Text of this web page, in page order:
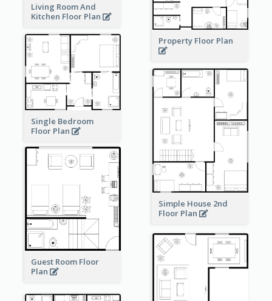
Living Room And
Kitchen Floor Plan
Property Floor Plan
Single Bedroom
Floor Plan
Simple House 2nd
Floor Plan
Guest Room Floor
Plan